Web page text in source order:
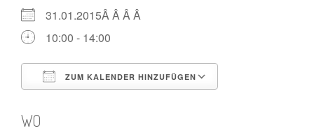
31.01.2015Â Â Â Â
10:00 - 14:00
ZUM KALENDER HINZUFÜGEN
WO